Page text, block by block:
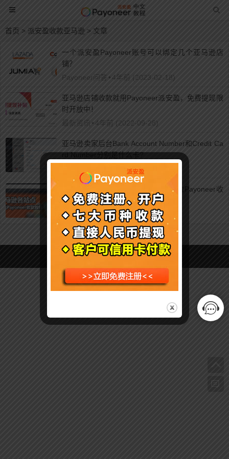
首页 > 派安盈收款亚马逊 > 文章
一个派安盈Payoneer账号可以绑定几个亚马逊店
铺？
Payoneer问答 •4年前 (2023-02-18)
亚马逊店铺收款就用Payoneer派安盈，免费提现限
时开放中！
最新资讯 • 4年前 (2022-09-28)
亚马逊卖家后台Bank Account Number和Credit Ca
rd Number分别是什么卡?
8年前 (2018-11-22)
2025年最新亚马逊各站点绑定派安盈Payoneer收
款教程
Payoneer教程• 8年前 (2018-08-19)
Copyright © Payoneer派安盈教程网